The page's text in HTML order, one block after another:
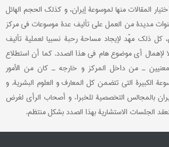
المقالات منها لموسوعة إیران، و کذلک الحجم الهائل
مدیدة من العمل علی تألیف عدة موسوعات في مرکز
کل ذلک مهّد لإیجاد مساحة رحبة نسبیا لعملیة تألیف
لإهمال أي موضوع هام في هذا الصدد. کما أن استطلاع
ـ من داخل المرکز و خارجه ـ کان من الأمور
الکبیرة التي تتضمن کل المعارف و العلوم البشریة. و
بالمجالس التخصصیة للخبراء و أصحاب الرأي لغرض
الجلسات الاستشاریة بهذا الصدد بشکل منتظم.